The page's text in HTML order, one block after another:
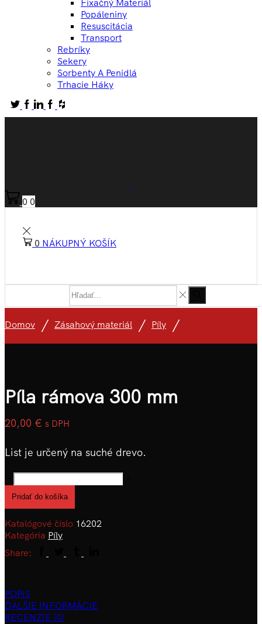
Popáleniny
Resuscitácia
Transport
Rebríky
Sekery
Sorbenty A Penidlá
Trhacie Háky
0 0
0 NÁKUPNÝ KOŠÍK
Domov / Zásahový materiál / Píly /
Píla rámova 300 mm
20,00 € s DPH
List je určený na suché drevo.
množstvo
Píla
rámova
300
mm
Pridať do košíka
Katalógové číslo 16202
Kategória Píly
Share:
POPIS
ĎALŠIE INFORMÁCIE
RECENZIE (0)